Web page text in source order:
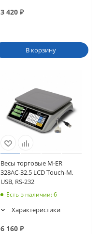
3 420₽
В корзину
Весы торговые M-ER
328AC-32.5 LCD Touch-M,
USB, RS-232
Есть в наличии: 6
Характеристики
6 160₽